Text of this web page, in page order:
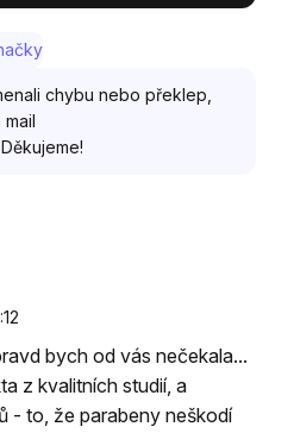
chybu nebo překlep,
Děkujeme!
bych od vás nečekala...
z kvalitních studií, a
- to, že parabeny neškodí